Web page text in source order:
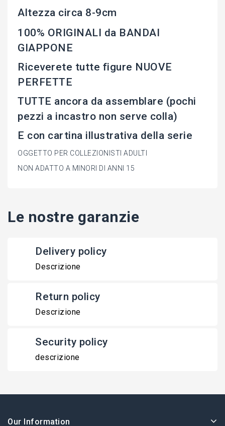
Altezza circa 8-9cm
100% ORIGINALI da BANDAI
GIAPPONE
Riceverete tutte figure NUOVE
PERFETTE
TUTTE ancora da assemblare (pochi
pezzi a incastro non serve colla)
E con cartina illustrativa della serie
OGGETTO PER COLLEZIONISTI ADULTI
NON ADATTO A MINORI DI ANNI 15
Le nostre garanzie
Delivery policy
Descrizione
Return policy
Descrizione
Security policy
descrizione
Our Information